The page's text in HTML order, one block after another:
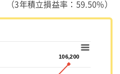
（3年積立損益率：59.50%）
106,200
106,200